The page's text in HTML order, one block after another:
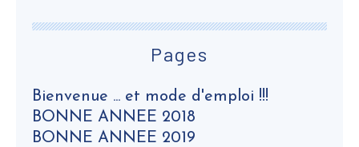
Pages
Bienvenue ... et mode d'emploi !!!
BONNE ANNEE 2018
BONNE ANNEE 2019